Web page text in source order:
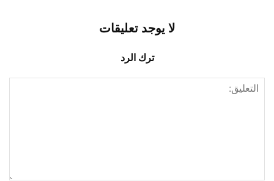
لا يوجد تعليقات
ترك الرد